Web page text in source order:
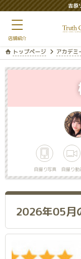
吉原
トップページ アカデミ
自撮り写真 自撮り動
2026年05月